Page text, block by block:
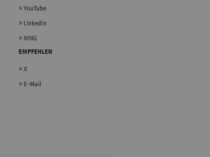
YouTube
LinkedIn
XING
EMPFEHLEN
X
E-Mail